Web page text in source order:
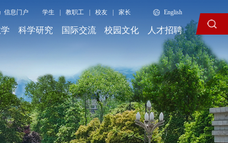
信息门户 学生 教职工 校友 家长 English
科学研究 国际交流 校园文化 人才招聘